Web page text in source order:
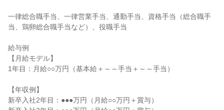
一律総合職手当、一律営業手当、通勤手当、資格手当（総合職手
当、鶏卵総合職手当など）、役職手当
給与例
【月給モデル】
1年目：月給○○万円（基本給＋～～手当＋～～手当）
【年収例】
新卒入社2年目：●●●万円（月給○○万円＋賞与）